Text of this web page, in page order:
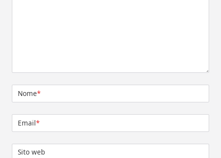
Nome*
Email*
Sito web